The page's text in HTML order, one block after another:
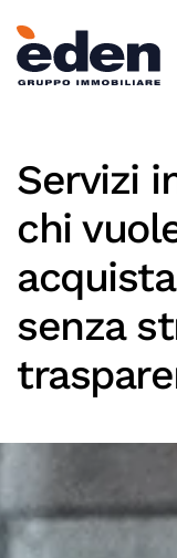
Skip to main
Servizi
chi
senza